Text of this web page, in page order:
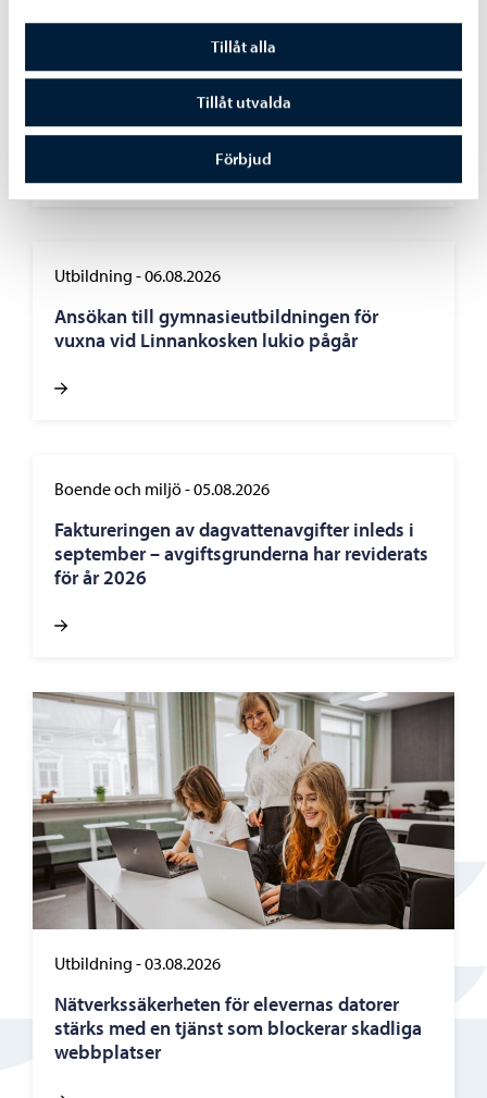
Tillåt alla
Tillåt utvalda
Förbjud
Borgå stad informerar-07.08.2026
Ansökan om partnerskap öppnar redan i
augusti – underhållspartnerskap är ett nytt
alternativ
Utbildning -06.08.2026
Ansökan till gymnasieutbildningen för
vuxna vid Linnankosken lukio pågår
Boende och miljö-05.08.2026
Faktureringen av dagvattenavgifter inleds i
september – avgiftsgrunderna har reviderats
för år 2026
Utbildning -03.08.2026
Nätverkssäkerheten för elevernas datorer
stärks med en tjänst som blockerar skadliga
webbplatser